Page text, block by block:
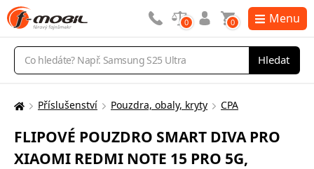
Vyhledávání
Hledat
0 0 Menu
Zde
nacházíte:
Příslušenství Pouzdra, obaly, kryty CPA
FLIPOVÉ POUZDRO SMART DIVA PRO
XIAOMI REDMI NOTE 15 PRO 5G,